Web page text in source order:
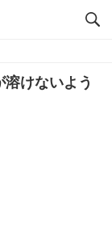
けないよう